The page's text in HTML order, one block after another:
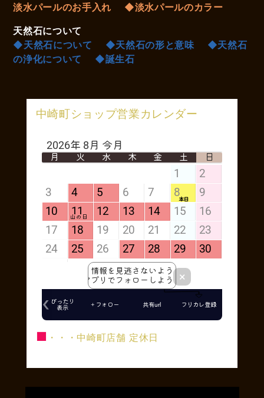
淡水パールのお手入れ
◆淡水パールのカラー
天然石について
◆天然石について
◆天然石の形と意味
◆天然石
の浄化について
◆誕生石
中崎町ショップ営業カレンダー
■ ・・・中崎町店舗 定休日